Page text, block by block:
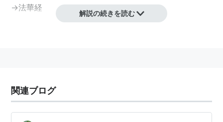
→法華経
解説の続きを読む
関連ブログ